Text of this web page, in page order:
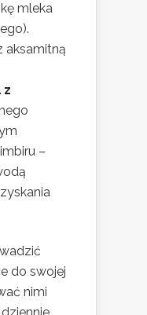
mleka
aksamitną
z
–
do swojej
nimi